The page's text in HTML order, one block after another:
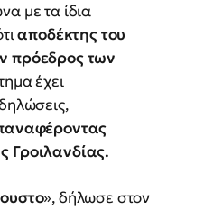
με τα ίδια
αποδέκτης του
πρόεδρος των
έχει
Γροιλανδίας.
», δήλωσε στον